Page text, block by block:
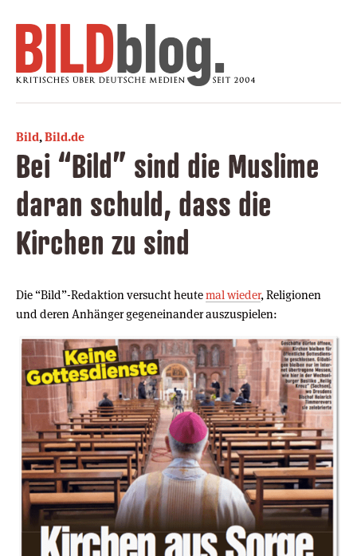
Bild,Bild.de
Bei “Bild” sind die Muslime
daran schuld, dass die
Kirchen zu sind
Die “Bild”-Redaktion versucht heutemal wieder, Religionen
und deren Anhänger gegeneinander auszuspielen: